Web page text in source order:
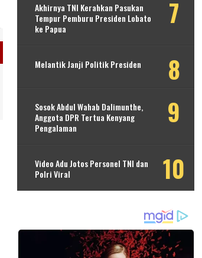
Akhirnya TNI Kerahkan Pasukan
Tempur Pemburu Presiden Lobato
ke Papua
Melantik Janji Politik Presiden
Sosok Abdul Wahab Dalimunthe,
Anggota DPR Tertua Kenyang
Pengalaman
Video Adu Jotos Personel TNI dan
Polri Viral